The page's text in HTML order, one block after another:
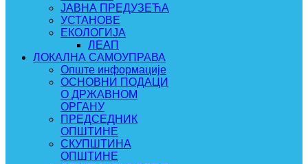
ЈАВНА ПРЕДУЗЕЋА
УСТАНОВЕ
ЕКОЛОГИЈА
ЛЕАП
ЛОКАЛНА САМОУПРАВА
Опште информације
ОСНОВНИ ПОДАЦИ
О ДРЖАВНОМ
ОРГАНУ
ПРЕДСЕДНИК
ОПШТИНЕ
СКУПШТИНА
ОПШТИНЕ